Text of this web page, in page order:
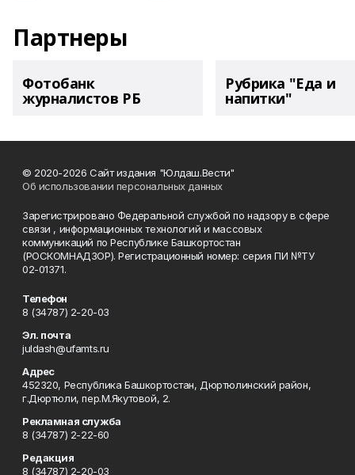
Партнеры
Фотобанк
журналистов РБ
Рубрика "Еда и
напитки"
© 2020-2026 Сайт издания "Юлдаш.Вести"
Об использовании персональных данных
Зарегистрировано Федеральной службой по надзору в сфере
связи , информационных технологий и массовых
коммуникаций по Республике Башкортостан
(РОСКОМНАДЗОР). Регистрационный номер: серия ПИ №ТУ
02-01371.
Телефон
8 (34787) 2-20-03
Эл. почта
juldash@ufamts.ru
Адрес
452320, Республика Башкортостан, Дюртюлинский район,
г.Дюртюли, пер.М.Якутовой, 2.
Рекламная служба
8 (34787) 2-22-60
Редакция
8 (34787) 2-20-03